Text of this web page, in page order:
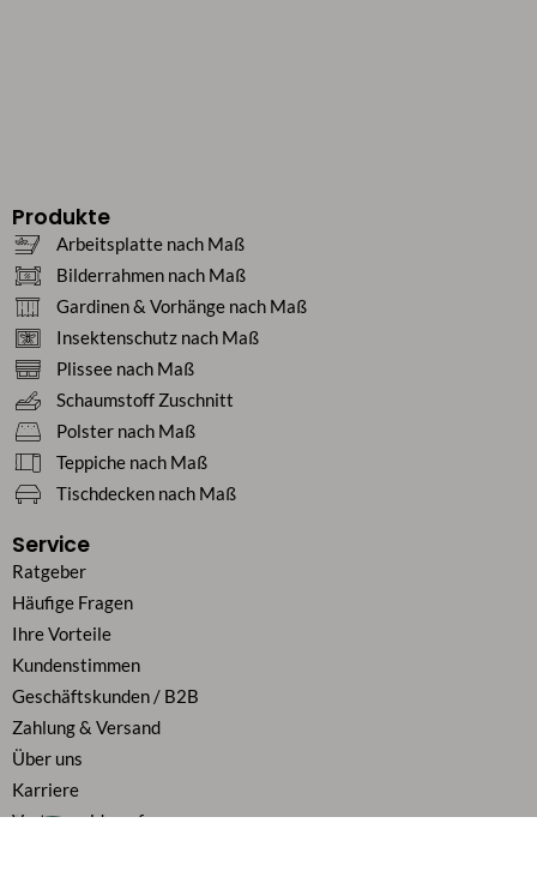
Produkte
Arbeitsplatte nach Maß
Bilderrahmen nach Maß
Gardinen & Vorhänge nach Maß
Insektenschutz nach Maß
Plissee nach Maß
Schaumstoff Zuschnitt
Polster nach Maß
Teppiche nach Maß
Tischdecken nach Maß
Service
Ratgeber
Häufige Fragen
Ihre Vorteile
Kundenstimmen
Geschäftskunden / B2B
Zahlung & Versand
Über uns
Karriere
Vertrag widerrufen